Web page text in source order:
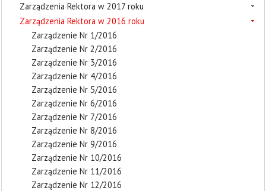
Zarządzenia Rektora w 2017 roku
Zarządzenia Rektora w 2016 roku
Zarządzenie Nr 1/2016
Zarządzenie Nr 2/2016
Zarządzenie Nr 3/2016
Zarządzenie Nr 4/2016
Zarządzenie Nr 5/2016
Zarządzenie Nr 6/2016
Zarządzenie Nr 7/2016
Zarządzenie Nr 8/2016
Zarządzenie Nr 9/2016
Zarządzenie Nr 10/2016
Zarządzenie Nr 11/2016
Zarządzenie Nr 12/2016